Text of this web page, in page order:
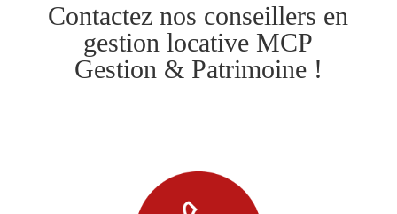
Contactez nos conseillers en
gestion locative MCP
Gestion & Patrimoine !